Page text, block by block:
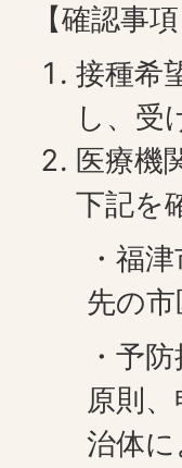
【確認事項
接種希
し、受
医療機
下記を
・福
先の
・予
原則
治体